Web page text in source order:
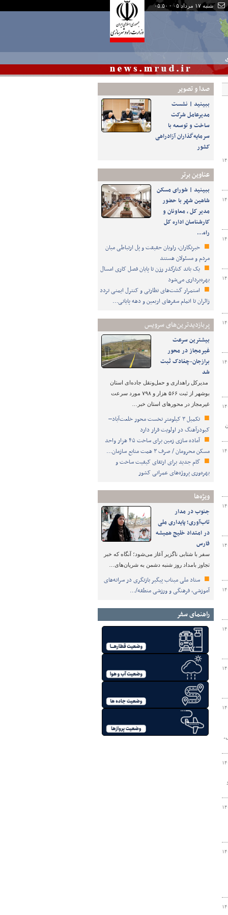
شنبه ۱۷ مرداد ۰۵ - ۰۵:۵۰
صدا و تصوير
ببینید | نشست
مدیرعامل شرکت
ساخت و توسعه با
سرمایه‌گذاران آزادراهی
کشور
عناوین برتر
ببینید | شورای مسکن
شاهین شهر با حضور
مدیر کل ، معاونان و
کارشناسان اداره کل
راه…
خبرنگاران، راویان حقیقت و پل ارتباطی میان
مردم و مسئولان هستند
یک باند کنارگذر رزن تا پایان فصل کاری امسال
بهره‌برداری می‌شود
استمرار گشت‌های نظارتی و کنترل ایمنی تردد
زائران تا اتمام سفرهای اربعین و دهه پایانی…
پربازدیدترین‌های سرویس
بیشترین سرعت
غیرمجاز در محور
برازجان-چغادک ثبت
شد
مدیرکل راهداری و حمل‌ونقل جاده‌ای استان
بوشهر از ثبت ۵۶۶ هزار و ۷۹۸ مورد سرعت
غیرمجاز در محورهای استان خبر…
تکمیل ۳ کیلومتر نخست محور خلعت‌آباد–
کبودرآهنگ در اولویت قرار دارد
آماده سازی زمین برای ساخت ۴۵ هزار واحد
مسکن محرومان / صرف ۳ همت منابع سازمان…
گام جدید برای ارتقای کیفیت ساخت و
بهره‌وری پروژه‌های عمرانی کشور
ویژه‌ها
جنوب در مدار
تاب‌آوری؛ پایداری ملی
در امتداد خلیج همیشه
فارس
سفر با شتابی ناگزیر آغاز می‌شود؛ آنگاه که خبر
تجاوز بامداد روز شنبه دشمن به شریان‌های…
ستاد ملی میناب پیگیر بازنگری در سرانه‌های
آموزشی، فرهنگی و ورزشی منطقه/…
راهنمای سفر